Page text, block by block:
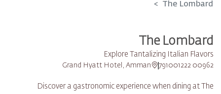
The Lombard
The Lombard
Explore Tantalizing Italian Flavors
00962 791001222
Grand Hyatt Hotel, Amman
Discover a gastronomic experience when dining at The